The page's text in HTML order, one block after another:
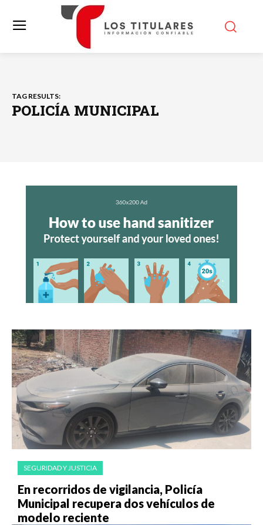
TAG RESULTS:
POLICÍA MUNICIPAL
SEGURIDAD Y JUSTICIA
En recorridos de vigilancia, Policía
Municipal recupera dos vehículos de
modelo reciente